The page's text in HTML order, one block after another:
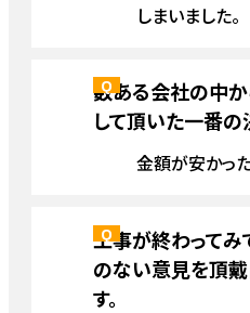
しまいました。
数ある会社の中
して頂いた一番の
金額が安かった
工事が終わってみ
のない意見を頂
す。